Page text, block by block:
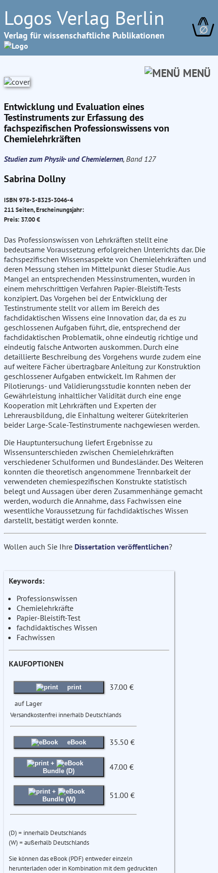
Logos Verlag Berlin
Verlag für wissenschaftliche Publikationen ∅
MENÜ
Entwicklung und Evaluation eines
Testinstruments zur Erfassung des
fachspezifischen Professionswissens von
Chemielehrkräften
Studien zum Physik- und Chemielernen, Band 127
Sabrina Dollny
ISBN 978-3-8325-3046-4
211 Seiten, Erscheinungsjahr:
Preis: 37.00 €
Das Professionswissen von Lehrkräften stellt eine
bedeutsame Voraussetzung erfolgreichen Unterrichts dar. Die
fachspezifischen Wissensaspekte von Chemielehrkräften und
deren Messung stehen im Mittelpunkt dieser Studie. Aus
Mangel an entsprechenden Messinstrumenten, wurden in
einem mehrschrittigen Verfahren Papier-Bleistift-Tests
konzipiert. Das Vorgehen bei der Entwicklung der
Testinstrumente stellt vor allem im Bereich des
fachdidaktischen Wissens eine Innovation dar, da es zu
geschlossenen Aufgaben führt, die, entsprechend der
fachdidaktischen Problematik, ohne eindeutig richtige und
eindeutig falsche Antworten auskommen. Durch eine
detaillierte Beschreibung des Vorgehens wurde zudem eine
auf weitere Fächer übertragbare Anleitung zur Konstruktion
geschlossener Aufgaben entwickelt. Im Rahmen der
Pilotierungs- und Validierungsstudie konnten neben der
Gewährleistung inhaltlicher Validität durch eine enge
Kooperation mit Lehrkräften und Experten der
Lehrerausbildung, die Einhaltung weiterer Gütekriterien
beider Large-Scale-Testinstrumente nachgewiesen werden.
Die Hauptuntersuchung liefert Ergebnisse zu
Wissensunterschieden zwischen Chemielehrkräften
verschiedener Schulformen und Bundesländer. Des Weiteren
konnten die theoretisch angenommene Trennbarkeit der
verwendeten chemiespezifischen Konstrukte statistisch
belegt und Aussagen über deren Zusammenhänge gemacht
werden, wodurch die Annahme, dass Fachwissen eine
wesentliche Voraussetzung für fachdidaktisches Wissen
darstellt, bestätigt werden konnte.
Wollen auch Sie Ihre Dissertation veröffentlichen?
Keywords:
Professionswissen
Chemielehrkräfte
Papier-Bleistift-Test
fachdidaktisches Wissen
Fachwissen
KAUFOPTIONEN
print 37.00 €
auf Lager
Versandkostenfrei innerhalb Deutschlands
eBook 35.50 €
+
Bundle (D)
47.00 €
+
Bundle (W)
51.00 €
(D) = innerhalb Deutschlands
(W) = außerhalb Deutschlands
Sie können das eBook (PDF) entweder einzeln
herunterladen oder in Kombination mit dem gedruckten